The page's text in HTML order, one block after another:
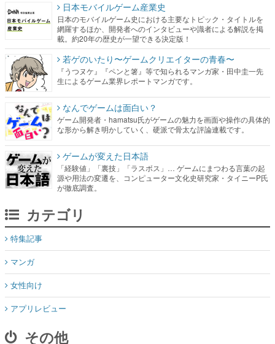
日本モバイルゲーム産業史
日本のモバイルゲーム史における主要なトピック・タイトルを
網羅するほか、開発者へのインタビューや識者による解説を掲
載。約20年の歴史が一望できる決定版！
若ゲのいたり〜ゲームクリエイターの青春〜
『うつヌケ』『ペンと箸』等で知られるマンガ家・田中圭一先
生によるゲーム業界レポートマンガです。
なんでゲームは面白い？
ゲーム開発者・hamatsu氏がゲームの魅力を画面や操作の具体的
な形から解き明かしていく、硬派で骨太な評論連載です。
ゲームが変えた日本語
「経験値」「裏技」「ラスボス」… ゲームにまつわる言葉の起
源や用法の変遷を、コンピューター文化史研究家・タイニーP氏
が徹底調査。
カテゴリ
特集記事
マンガ
女性向け
アプリレビュー
その他